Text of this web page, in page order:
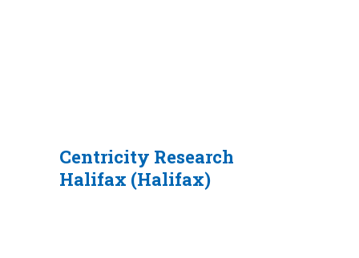
Centricity Research
Halifax (Halifax)